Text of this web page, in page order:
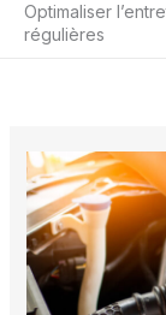
Optimaliser
régulières